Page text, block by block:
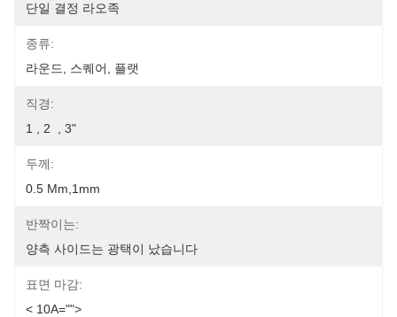
단일 결정 라오족
종류:
라운드, 스퀘어, 플랫
직경:
1 , 2  , 3"
두께:
0.5 Mm,1mm
반짝이는:
양측 사이드는 광택이 났습니다
표면 마감:
< 10A="">